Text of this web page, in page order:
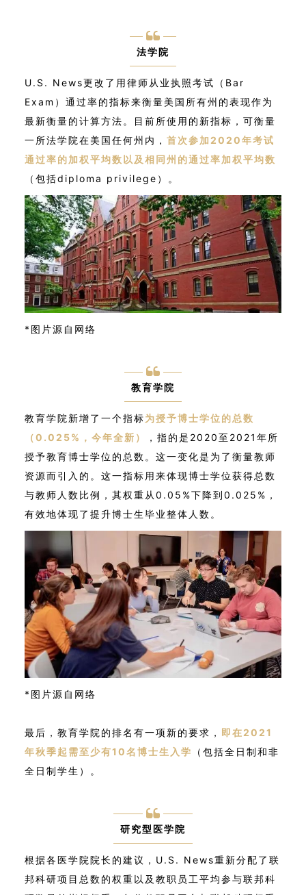
法学院
U.S. News更改了用律师从业执照考试（Bar
Exam）通过率的指标来衡量美国所有州的表现作为
最新衡量的计算方法。目前所使用的新指标，可衡量
一所法学院在美国任何州内， 首次参加2020年考试
通过率的加权平均数以及相同州的通过率加权平均数
（包括diploma privilege）。
*图片源自网络
教育学院
教育学院新增了一个指标为授予博士学位的总数
（0.025%，今年全新）
，指的是2020至2021年所
授予教育博士学位的总数。这一变化是为了衡量教师
资源而引入的。这一指标用来体现博士学位获得总数
与教师人数比例，其权重从0.05%下降到0.025%，
有效地体现了提升博士生毕业整体人数。
*图片源自网络
最后，教育学院的排名有一项新的要求， 即在2021
年秋季起需至少有10名博士生入学
（包括全日制和非
全日制学生）。
研究型医学院
根据各医学院院长的建议，U.S. News重新分配了联
邦科研项目总数的权重以及教职员工平均参与联邦科